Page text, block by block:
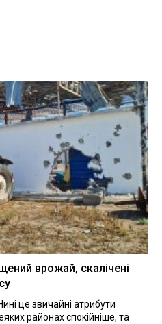
врожай, скалічені
це звичайні атрибути
районах спокійніше, та